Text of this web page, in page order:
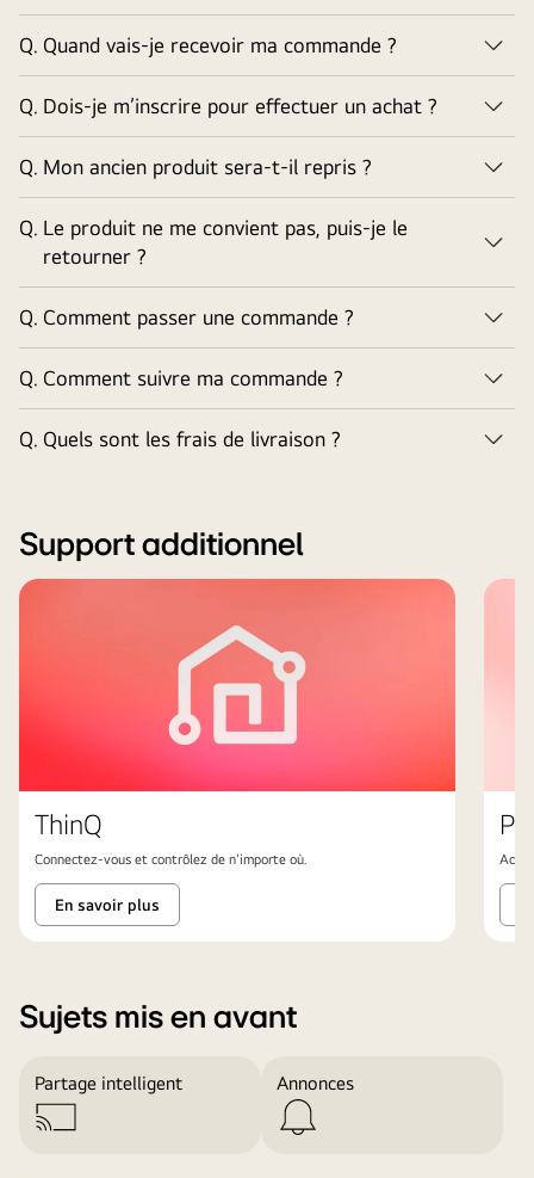
Q. Quand vais-je recevoir ma commande ?
Q. Dois-je m’inscrire pour effectuer un achat ?
Q. Mon ancien produit sera-t-il repris ?
Q. Le produit ne me convient pas, puis-je le
retourner ?
Q. Comment passer une commande ?
Q. Comment suivre ma commande ?
Q. Quels sont les frais de livraison ?
Support additionnel
ThinQ
Connectez-vous et contrôlez de n'importe où.
En savoir plus
Sujets mis en avant
Partage intelligent Annonces